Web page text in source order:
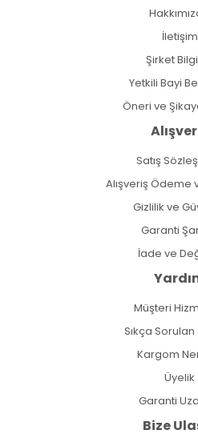
İletişim
Şirket
Yetkili Bayi
Öneri ve
Satış
Alışveriş Ödeme
Gizlilik ve
Garanti
İade ve
Müşteri
Sıkça
Kargom
Üyelik
Garanti
Bize